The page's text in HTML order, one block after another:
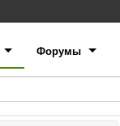
Форумы